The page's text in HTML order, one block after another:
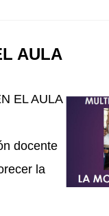
AULA
EL AULA
docente
la